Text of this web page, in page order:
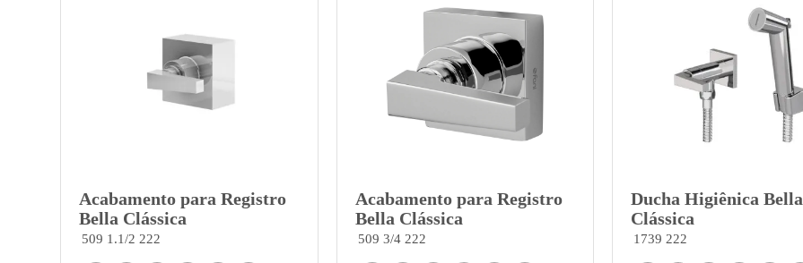
Acabamento para Registro
Bella Clássica
509 1.1/2 222
Acabamento para Registro
Bella Clássica
509 3/4 222
Ducha Higiênica Bella
Clássica
1739 222